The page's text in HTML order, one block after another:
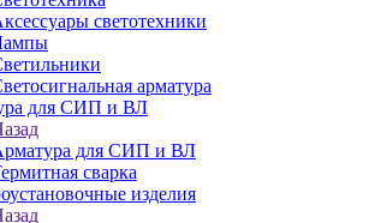
светотехники
арматура
для СИП и ВЛ
для СИП и ВЛ
сварка
изделия